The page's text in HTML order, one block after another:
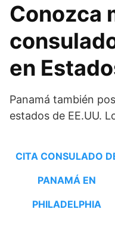
Conozca
en
Panamá también
estados de EE.UU.
CITA CONSULADO
PANAMÁ EN
PHILADELPHIA